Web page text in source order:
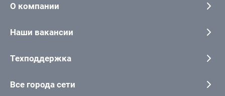
О компании
Наши вакансии
Техподдержка
Все города сети